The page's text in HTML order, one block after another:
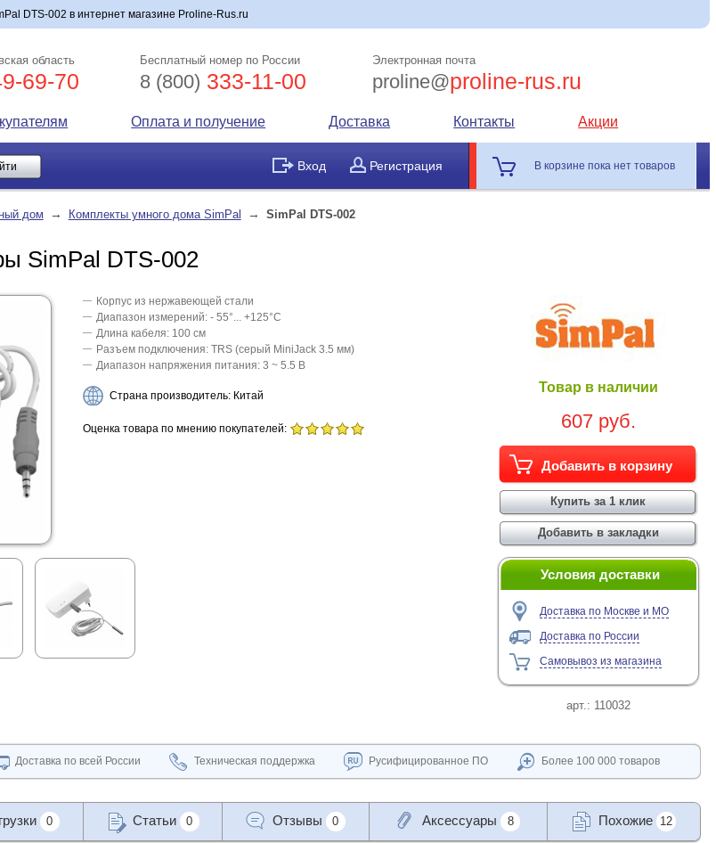
DTS-002 в интернет магазине Proline-Rus.ru
область
69-70
Бесплатный номер по России
8 (800) 333-11-00
Электронная почта
proline@proline-rus.ru
Оплата и получение Доставка Контакты Акции
Вход Регистрация В корзине пока нет товаров
дом → Комплекты умного дома SimPal → SimPal DTS-002
SimPal DTS-002
Корпус из нержавеющей стали
Диапазон измерений: - 55°... +125°C
Длина кабеля: 100 см
Разъем подключения: TRS (серый MiniJack 3.5 мм)
Диапазон напряжения питания: 3 ~ 5.5 В
Страна производитель: Китай
Оценка товара по мнению покупателей:
Товар в наличии
607 руб.
Условия доставки
Доставка по Москве и МО
Доставка по России
Самовывоз из магазина
арт.: 110032
Доставка по всей России Техническая поддержка Русифицированное ПО Более 100 000 товаров
0 Статьи 0 Отзывы 0 Аксессуары 8 Похожие 12